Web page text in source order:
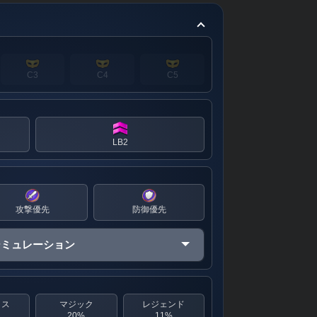
C3 C4 C5
LB2
攻撃優先 防御優先
ュレーション
マジック
レジェンド